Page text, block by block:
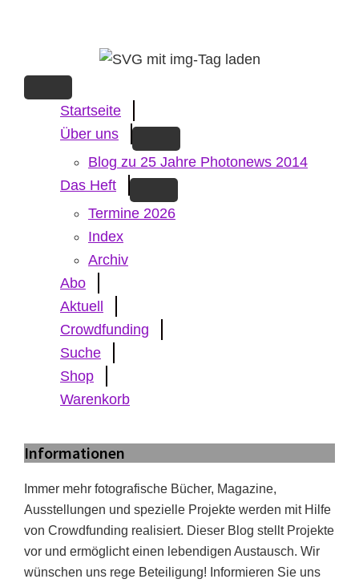
content
Startseite
Über uns
Blog zu 25 Jahre Photonews 2014
Das Heft
Termine 2026
Index
Archiv
Abo
Aktuell
Crowdfunding
Suche
Shop
Warenkorb
Informationen
Immer mehr fotografische Bücher, Magazine,
Ausstellungen und spezielle Projekte werden mit Hilfe
von Crowdfunding realisiert. Dieser Blog stellt Projekte
vor und ermöglicht einen lebendigen Austausch. Wir
wünschen uns rege Beteiligung! Informieren Sie uns